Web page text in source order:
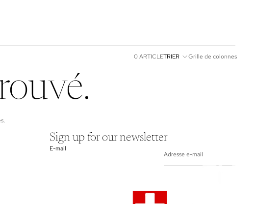
0 ARTICLETRIER Grille de colonnes
.
Sign up for our newsletter
E-mail